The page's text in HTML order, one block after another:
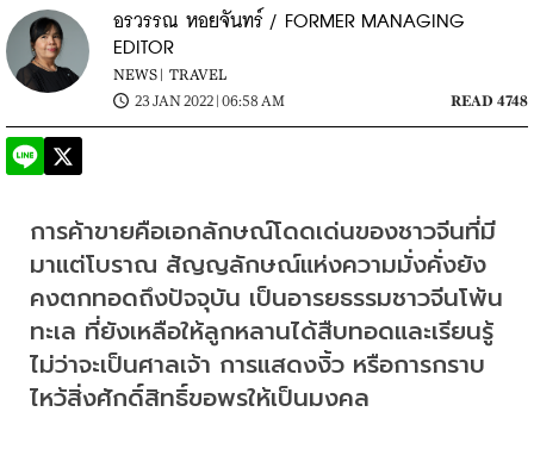
อรวรรณ หอยจันทร์ / FORMER MANAGING
EDITOR
NEWS | TRAVEL
23 JAN 2022 | 06:58 AM
READ 4748
การค้าขายคือเอกลักษณ์โดดเด่นของชาวจีนที่มี
มาแต่โบราณ สัญญลักษณ์แห่งความมั่งคั่งยัง
คงตกทอดถึงปัจจุบัน เป็นอารยธรรมชาวจีนโพ้น
ทะเล ที่ยังเหลือให้ลูกหลานได้สืบทอดและเรียนรู้
ไม่ว่าจะเป็นศาลเจ้า การแสดงงิ้ว หรือการกราบ
ไหว้สิ่งศักดิ์สิทธิ์ขอพรให้เป็นมงคล